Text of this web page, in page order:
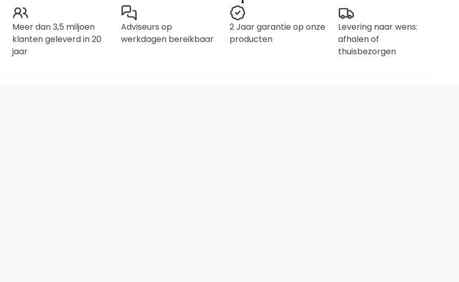
Meer dan 3,5 miljoen
klanten geleverd in 20
jaar
Adviseurs op
werkdagen bereikbaar
2 Jaar garantie op onze
producten
Levering naar wens:
afhalen of
thuisbezorgen